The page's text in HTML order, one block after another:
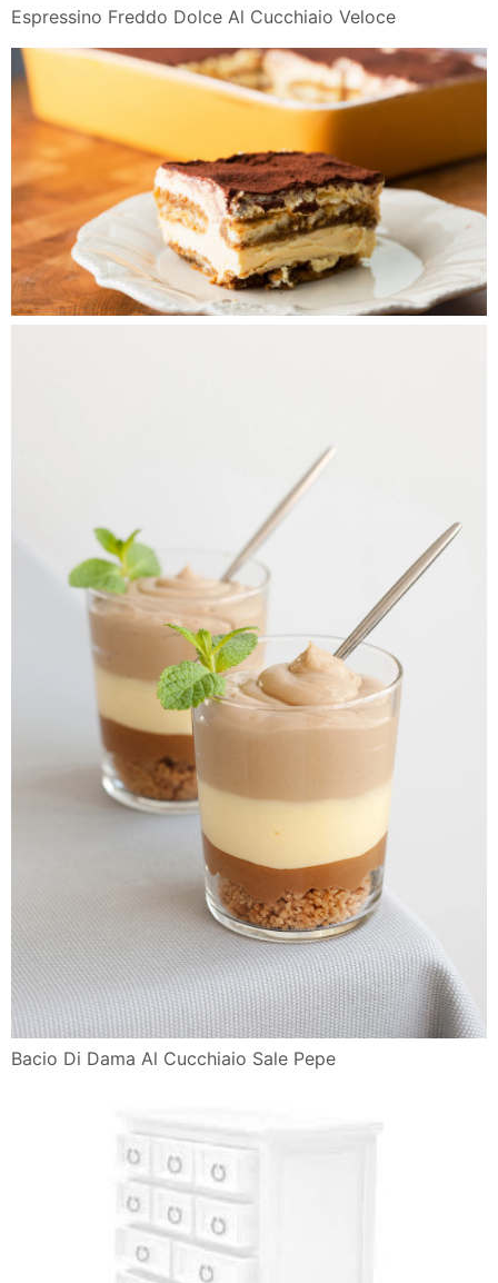
Espressino Freddo Dolce Al Cucchiaio Veloce
Bacio Di Dama Al Cucchiaio Sale Pepe